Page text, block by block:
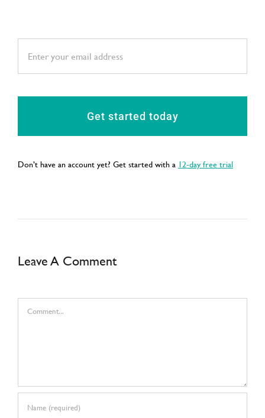
Get started today
Don’t have an account yet? Get started with a 12-day free trial
Leave A Comment
Comment